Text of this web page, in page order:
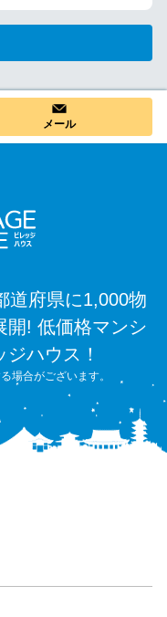
メール
道府県に1,000物
開! 低価格マンシ
ハウス！
場合がございます。